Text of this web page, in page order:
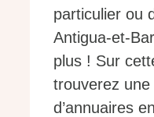
particulier ou
Antigua-et-
plus ! Sur
trouverez
d’annuaires